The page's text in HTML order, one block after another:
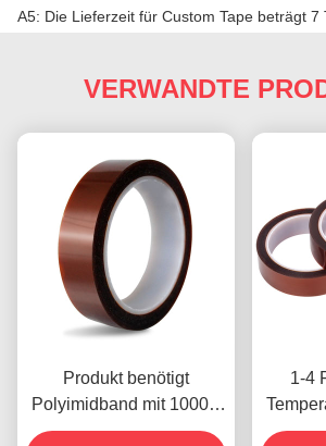
A5: Die Lieferzeit für Custom Tape beträgt 7
VERWANDTE
Produkt benötigt
Polyimidband mit 1000V
Spannungsfestigkeit
1-4